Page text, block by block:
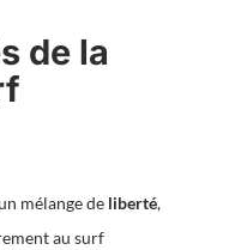
de la
mélange de liberté,
au surf